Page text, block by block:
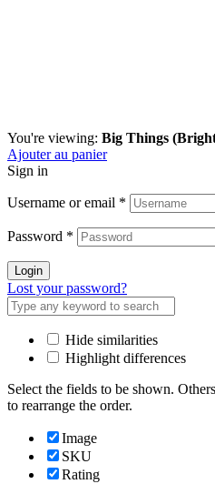
You're viewing: Big Things
Ajouter au panier
Sign in
Username or email *
Password *
Login
Lost your password?
Hide similarities
Highlight differences
Select the fields to be shown.
to rearrange the order.
Image
SKU
Rating